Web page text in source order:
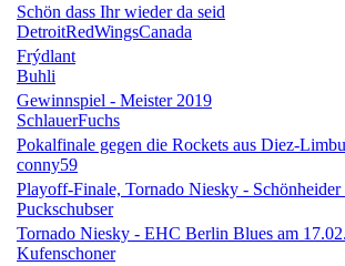
Schön dass Ihr wieder da seid
DetroitRedWingsCanada
Frýdlant
Buhli
Gewinnspiel - Meister 2019
SchlauerFuchs
Pokalfinale gegen die Rockets aus Diez-
conny59
Playoff-Finale, Tornado Niesky -
Puckschubser
Tornado Niesky - EHC Berlin Blues am
Kufenschoner